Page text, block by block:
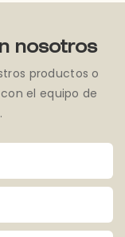
nosotros
productos o
el equipo de